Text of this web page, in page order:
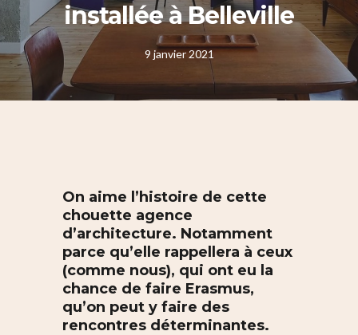
installée à Belleville
9 janvier 2021
On aime l’histoire de cette
chouette agence
d’architecture. Notamment
parce qu’elle rappellera à ceux
(comme nous), qui ont eu la
chance de faire Erasmus,
qu’on peut y faire des
rencontres déterminantes.